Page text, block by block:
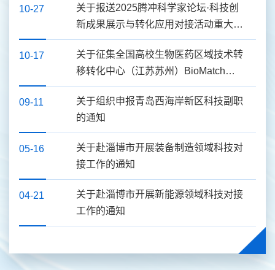
10-27
关于报送2025腾冲科学家论坛·科技创
新成果展示与转化应用对接活动重大科
技成果的通知
10-17
关于征集全国高校生物医药区域技术转
移转化中心（江苏苏州）BioMatch交
流活动——走进山东大学专场 路演项
目通知
09-11
关于组织申报青岛西海岸新区科技副职
的通知
05-16
关于赴淄博市开展装备制造领域科技对
接工作的通知
04-21
关于赴淄博市开展新能源领域科技对接
工作的通知